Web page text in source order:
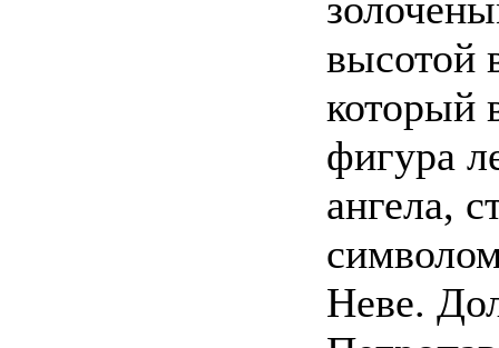
высотой
который
фигура
ангела,
Неве.